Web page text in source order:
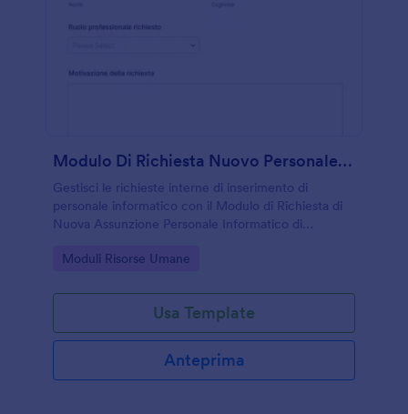
Modulo Di Richiesta Nuovo Personale IT
Gestisci le richieste interne di inserimento di
personale informatico con il Modulo di Richiesta di
Nuova Assunzione Personale Informatico di
organizzare la raccolta dati in modo coerente.
Go to Category:
Moduli Risorse Umane
Usa Template
Anteprima